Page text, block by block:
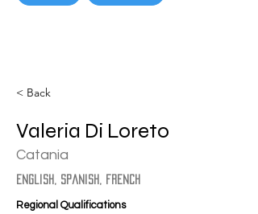
< Back
Valeria Di Loreto
Catania
english, spanish, french
Regional Qualifications